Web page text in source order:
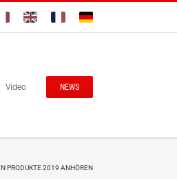
Bolisitalia.itBolisitalia.com
Bolisitalia.frBolisitalia.de
Video NEWS
PRODUKTE 2019 ANHÖREN